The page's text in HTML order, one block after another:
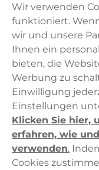
Wir verwenden
funktioniert.
wir und unsere
Ihnen ein
bieten, die
Werbung zu
Einwilligung
Einstellungen
Klicken Sie hier,
erfahren, wie
verwenden.
Cookies